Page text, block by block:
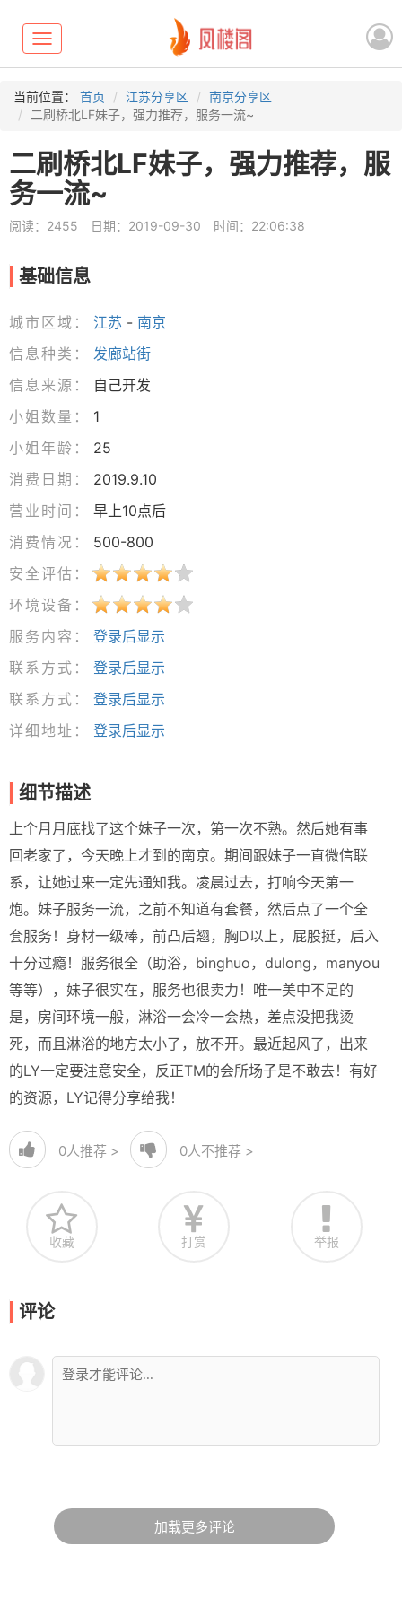
Toggle
navigation
当前位置： 首页 江苏分享区
南京分享区
二刷桥北LF妹子，强力推荐，服务一流~
二刷桥北LF妹子，强力推荐，服
务一流~
阅读：2455 日期：2019-09-30 时间：22:06:38
基础信息
城市区域： 江苏 - 南京
信息种类：
发廊站街
信息来源：
自己开发
小姐数量：
1
小姐年龄：
25
消费日期：
2019.9.10
营业时间：
早上10点后
消费情况：
500-800
安全评估：
环境设备：
服务内容：
登录后显示
联系方式：
登录后显示
联系方式：
登录后显示
详细地址：
登录后显示
细节描述
上个月月底找了这个妹子一次，第一次不熟。然后她有事
回老家了，今天晚上才到的南京。期间跟妹子一直微信联
系，让她过来一定先通知我。凌晨过去，打响今天第一
炮。妹子服务一流，之前不知道有套餐，然后点了一个全
套服务！身材一级棒，前凸后翘，胸D以上，屁股挺，后入
十分过瘾！服务很全（助浴，binghuo，dulong，manyou
等等），妹子很实在，服务也很卖力！唯一美中不足的
是，房间环境一般，淋浴一会冷一会热，差点没把我烫
死，而且淋浴的地方太小了，放不开。最近起风了，出来
的LY一定要注意安全，反正TM的会所场子是不敢去！有好
的资源，LY记得分享给我！
0人推荐 > 0人不推荐 >
收藏 打赏 举报
评论
加载更多评论